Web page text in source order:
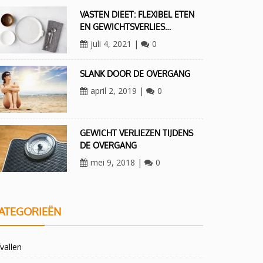
VASTEN DIEET: FLEXIBEL ETEN
EN GEWICHTSVERLIES…
juli 4, 2021 | 0
SLANK DOOR DE OVERGANG
april 2, 2019 | 0
GEWICHT VERLIEZEN TIJDENS
DE OVERGANG
mei 9, 2018 | 0